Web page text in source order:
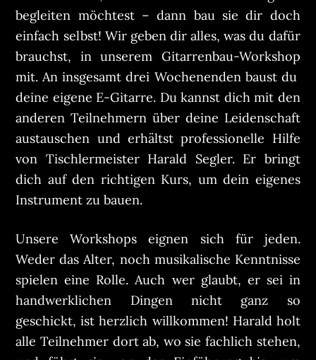
begleiten möchtest – dann bau sie dir doch
einfach selbst! Wir geben dir alles, was du dafür
brauchst, in unserem Gitarrenbau-Workshop
mit. An insgesamt drei Wochenenden baust du
deine eigene E-Gitarre. Du kannst dich mit den
anderen Teilnehmern über deine Leidenschaft
austauschen und erhältst professionelle Hilfe
von Tischlermeister Harald Segler. Er bringt
dich auf den richtigen Kurs, um dein eigenes
Instrument zu bauen.
Unsere Workshops eignen sich für jeden.
Weder das Alter, noch musikalische Kenntnisse
spielen eine Rolle. Auch wer glaubt, er sei in
handwerklichen Dingen nicht ganz so
geschickt, ist herzlich willkommen! Harald holt
alle Teilnehmer dort ab, wo sie fachlich stehen,